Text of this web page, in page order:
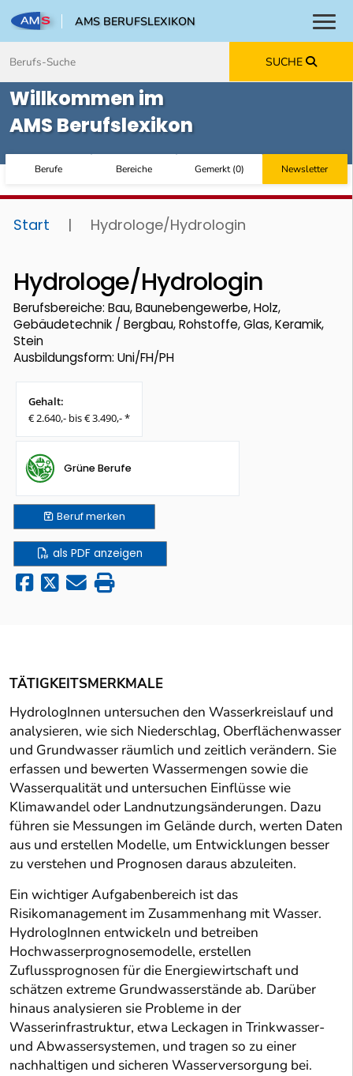
AMS BERUFSLEXIKON
SUCHE
Willkommen im
AMS Berufslexikon
Berufe Bereiche Gemerkt(0) Newsletter
Start | Hydrologe/Hydrologin
Hydrologe/Hydrologin
Berufsbereiche: Bau, Baunebengewerbe, Holz,
Gebäudetechnik / Bergbau, Rohstoffe, Glas, Keramik,
Stein
Ausbildungsform: Uni/FH/PH
Gehalt:
€ 2.640,- bis € 3.490,- *
Grüne Berufe
Berufmerken
als PDF anzeigen
TÄTIGKEITSMERKMALE
HydrologInnen untersuchen den Wasserkreislauf und
analysieren, wie sich Niederschlag, Oberflächenwasser
und Grundwasser räumlich und zeitlich verändern. Sie
erfassen und bewerten Wassermengen sowie die
Wasserqualität und untersuchen Einflüsse wie
Klimawandel oder Landnutzungsänderungen. Dazu
führen sie Messungen im Gelände durch, werten Daten
aus und erstellen Modelle, um Entwicklungen besser
zu verstehen und Prognosen daraus abzuleiten.
Ein wichtiger Aufgabenbereich ist das
Risikomanagement im Zusammenhang mit Wasser.
HydrologInnen entwickeln und betreiben
Hochwasserprognosemodelle, erstellen
Zuflussprognosen für die Energiewirtschaft und
schätzen extreme Grundwasserstände ab. Darüber
hinaus analysieren sie Probleme in der
Wasserinfrastruktur, etwa Leckagen in Trinkwasser-
und Abwassersystemen, und tragen so zu einer
nachhaltigen und sicheren Wasserversorgung bei.